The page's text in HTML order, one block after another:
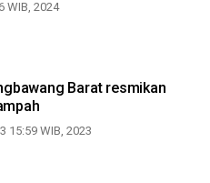
WIB, 2024
Barat resmikan
15:59 WIB, 2023